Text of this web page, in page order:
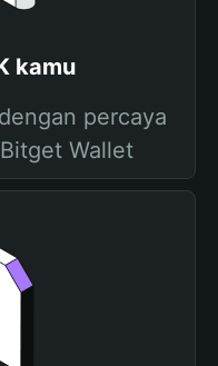
kamu
percaya
Wallet